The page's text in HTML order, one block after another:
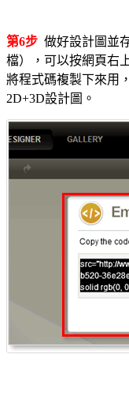
第6步 做好設計圖並
檔），可以按網頁右
將程式碼複製下來用
2D+3D設計圖。